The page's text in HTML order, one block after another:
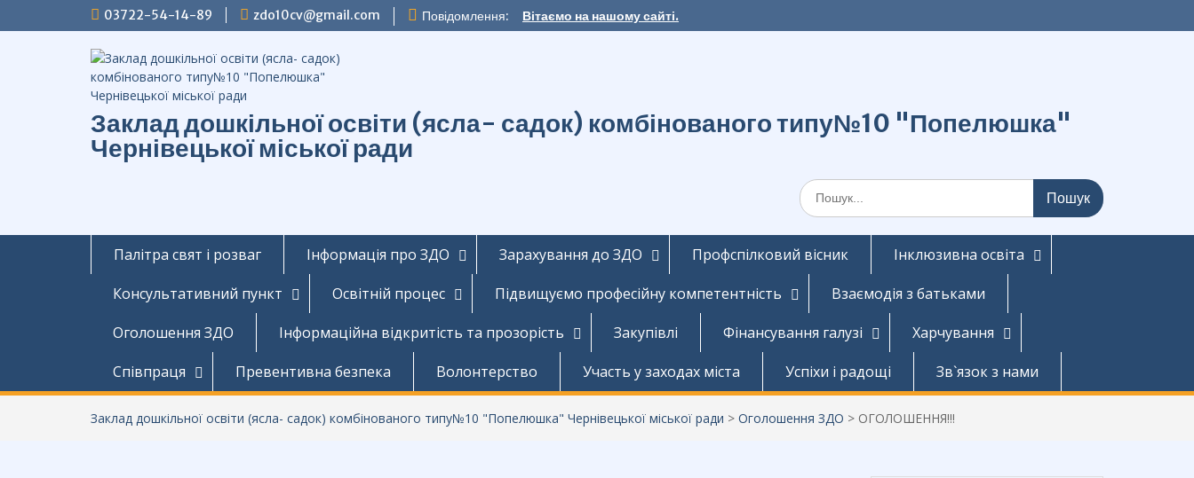
до
03722-54-14-89 zdo10cv@gmail.com Повідомлення: Вітаємо на нашому сайті.
Заклад дошкільної освіти (ясла- садок) комбінованого типу№10 "Попелюшка"
Чернівецької міської ради
Шукати:
Палітра свят і розваг Інформація про ЗДО Зарахування до ЗДО Профспілковий вісник
Інклюзивна освіта
Консультативний пункт
Освітній процес Підвищуємо професійну компетентність
Взаємодія з батьками
Оголошення ЗДО
Інформаційна відкритість та прозорість Закупівлі Фінансування галузі
Харчування
Співпраця
Превентивна безпека Волонтерство Участь у заходах міста Успіхи і радощі Зв`язок з нами
Заклад дошкільної освіти (ясла- садок) комбінованого типу№10 "Попелюшка" Чернівецької міської ради > Оголошення ЗДО > ОГОЛОШЕННЯ!!!